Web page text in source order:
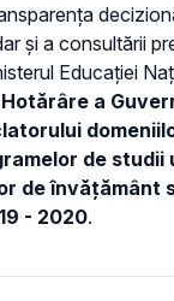
și a consultării
Educației
a
de studii
de învăţământ
- 2020.